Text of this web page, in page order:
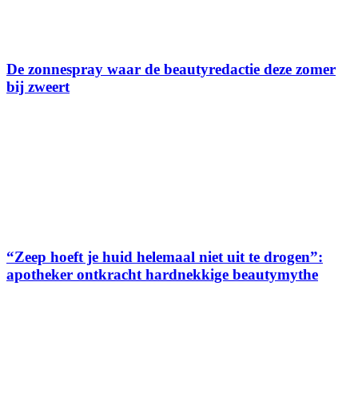
De zonnespray waar de beautyredactie deze zomer
bij zweert
“Zeep hoeft je huid helemaal niet uit te drogen”:
apotheker ontkracht hardnekkige beautymythe